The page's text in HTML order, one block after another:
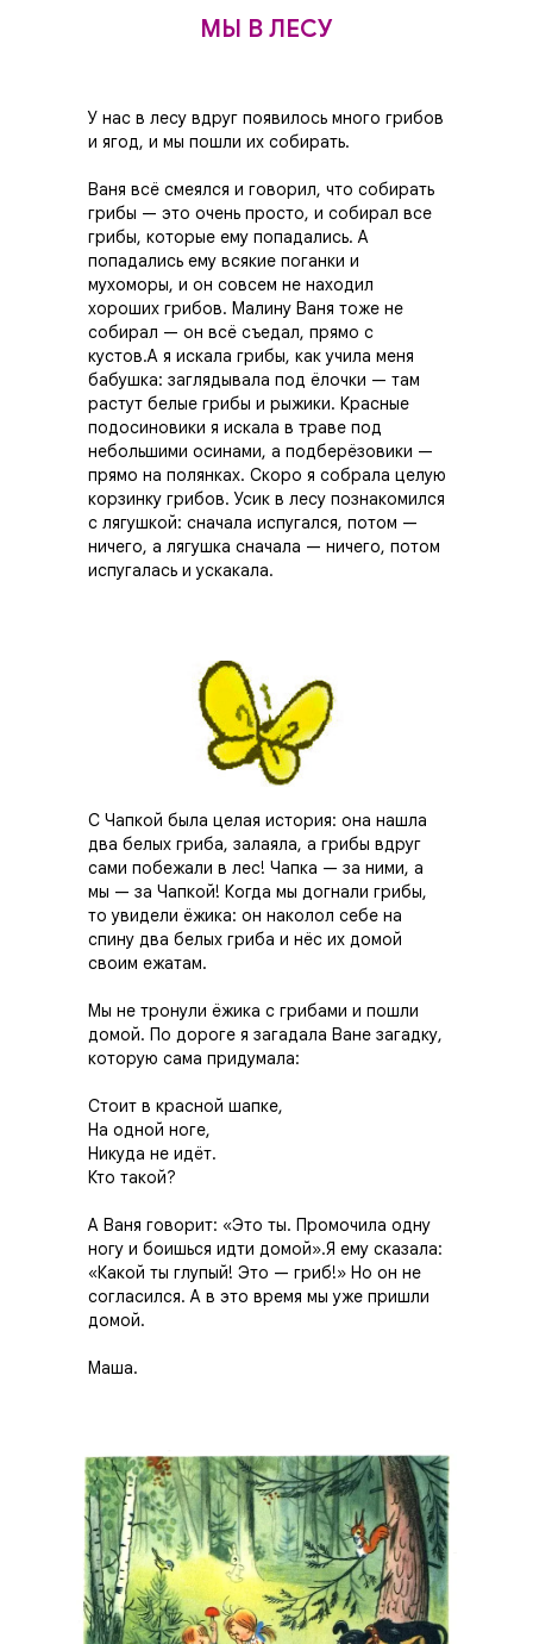
МЫ В ЛЕСУ
С Чапкой была целая история: она нашла
два белых гриба, залаяла, а грибы вдруг
сами побежали в лес! Чапка — за ними, а
мы — за Чапкой! Когда мы догнали грибы,
то увидели ёжика: он наколол себе на
спину два белых гриба и нёс их домой
своим ежатам.
Мы не тронули ёжика с грибами и пошли
домой. По дороге я загадала Ване загадку,
которую сама придумала:
Стоит в красной шапке,
На одной ноге,
Никуда не идёт.
Кто такой?
А Ваня говорит: «Это ты. Промочила одну
ногу и боишься идти домой».Я ему сказала:
«Какой ты глупый! Это — гриб!» Но он не
согласился. А в это время мы уже пришли
домой.
Маша.
У нас в лесу вдруг появилось много грибов
и ягод, и мы пошли их собирать.
Ваня всё смеялся и говорил, что собирать
грибы — это очень просто, и собирал все
грибы, которые ему попадались. А
попадались ему всякие поганки и
мухоморы, и он совсем не находил
хороших грибов. Малину Ваня тоже не
собирал — он всё съедал, прямо с
кустов.А я искала грибы, как учила меня
бабушка: заглядывала под ёлочки — там
растут белые грибы и рыжики. Красные
подосиновики я искала в траве под
небольшими осинами, а подберёзовики —
прямо на полянках. Скоро я собрала целую
корзинку грибов. Усик в лесу познакомился
с лягушкой: сначала испугался, потом —
ничего, а лягушка сначала — ничего, потом
испугалась и ускакала.